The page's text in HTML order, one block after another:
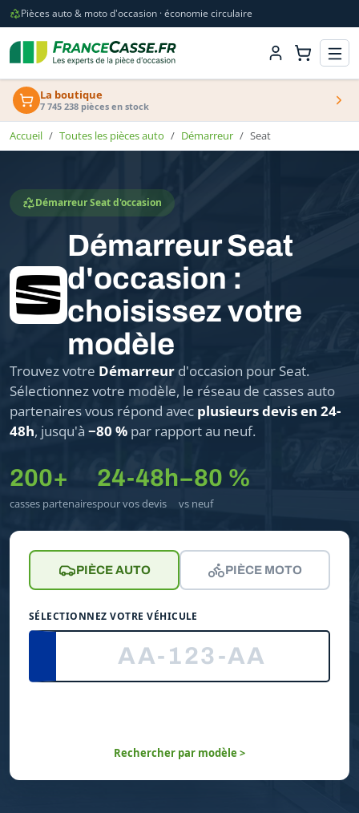
Pièces auto & moto d'occasion · économie circulaire
La boutique
7 745 238 pièces en stock
Accueil Toutes les pièces auto Démarreur Seat
Démarreur Seat d'occasion
Démarreur Seat
d'occasion :
choisissez votre
modèle
Trouvez votre Démarreur d'occasion pour Seat.
Sélectionnez votre modèle, le réseau de casses auto
partenaires vous répond avec plusieurs devis en 24-
48h, jusqu'à −80 % par rapport au neuf.
200+
casses partenaires
24-48h
pour vos devis
−80 %
vs neuf
PIÈCE AUTO PIÈCE MOTO
SÉLECTIONNEZ VOTRE VÉHICULE
Rechercher par modèle >